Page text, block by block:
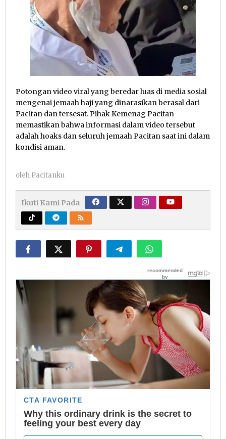
Potongan video viral yang beredar luas di media sosial
mengenai jemaah haji yang dinarasikan berasal dari
Pacitan dan tersesat. Pihak Kemenag Pacitan
memastikan bahwa informasi dalam video tersebut
adalah hoaks dan seluruh jemaah Pacitan saat ini dalam
kondisi aman.
oleh Pacitanku
Ikuti Kami Pada